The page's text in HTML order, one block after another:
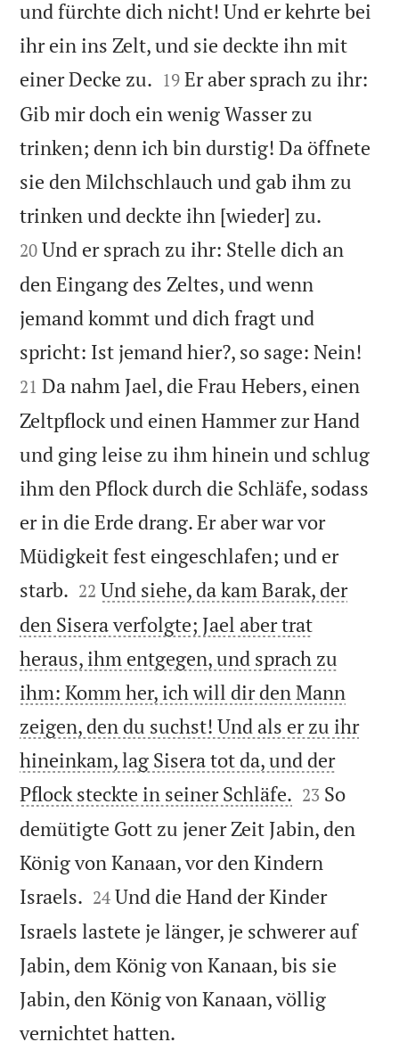
und fürchte dich nicht! Und er kehrte bei
ihr ein ins Zelt, und sie deckte ihn mit
einer Decke zu. 

19 Er aber sprach zu ihr:
Gib mir doch ein wenig Wasser zu
trinken; denn ich bin durstig! Da öffnete
sie den Milchschlauch und gab ihm zu
trinken und deckte ihn [wieder] zu.
20 Und er sprach zu ihr: Stelle dich an
den Eingang des Zeltes, und wenn
jemand kommt und dich fragt und
spricht: Ist jemand hier?, so sage: Nein!
21 Da nahm Jael, die Frau Hebers, einen
Zeltpflock und einen Hammer zur Hand
und ging leise zu ihm hinein und schlug
ihm den Pflock durch die Schläfe, sodass
er in die Erde drang. Er aber war vor
Müdigkeit fest eingeschlafen; und er
starb. 

22 Und siehe, da kam Barak, der
den Sisera verfolgte; Jael aber trat
heraus, ihm entgegen, und sprach zu
ihm: Komm her, ich will dir den Mann
zeigen, den du suchst! Und als er zu ihr
hineinkam, lag Sisera tot da, und der
Pflock steckte in seiner Schläfe. 

23 So
demütigte Gott zu jener Zeit Jabin, den
König von Kanaan, vor den Kindern
Israels. 

24 Und die Hand der Kinder
Israels lastete je länger, je schwerer auf
Jabin, dem König von Kanaan, bis sie
Jabin, den König von Kanaan, völlig
vernichtet hatten.